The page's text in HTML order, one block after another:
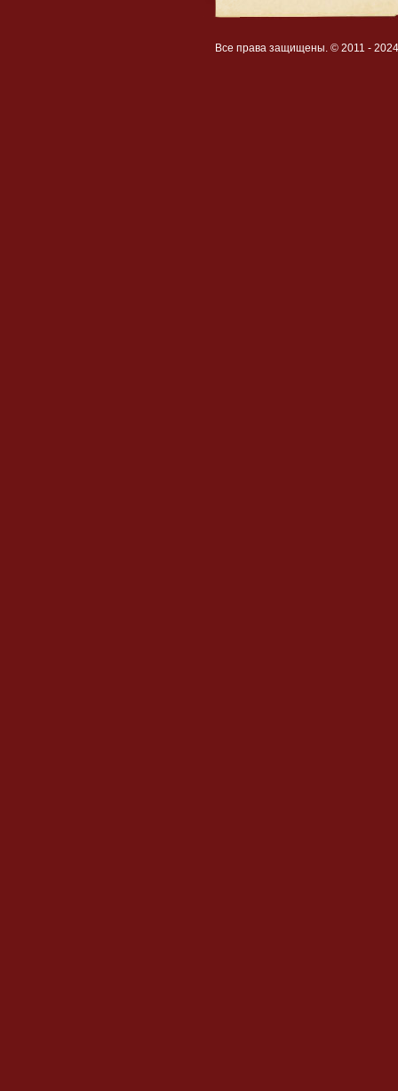
Все права защищены. © 2011 - 2024